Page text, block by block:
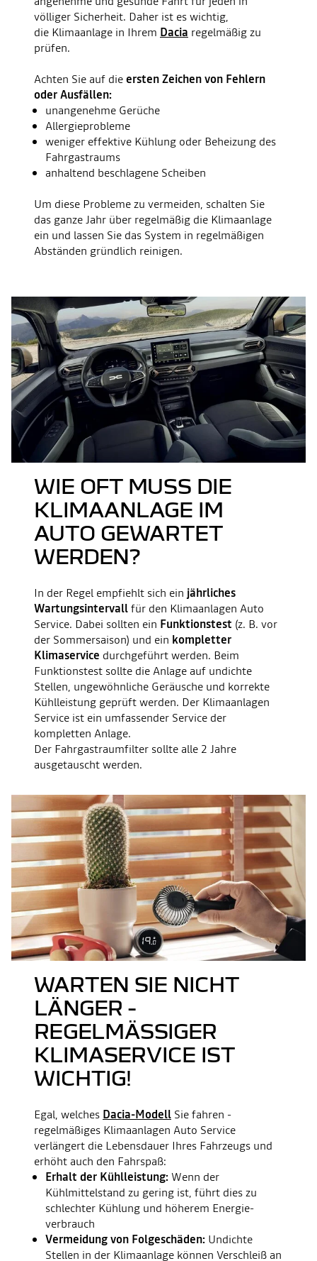
völliger Sicherheit. Daher ist es wichtig,
die Klimaanlage in Ihrem Dacia regelmäßig zu
prüfen.
Achten Sie auf dieersten Zeichen von Fehlern
oder Ausfällen:
unangenehme Gerüche
Allergieprobleme
weniger effektive Kühlung oder Beheizung des
Fahrgastraums
anhaltend beschlagene Scheiben
Um diese Probleme zu vermeiden, schalten Sie
das ganze Jahr über regelmäßig die Klimaanlage
ein und lassen Sie das System in regelmäßigen
Abständen gründlich reinigen.
WIE OFT MUSS DIE
KLIMAANLAGE IM
AUTO GEWARTET
WERDEN?
In der Regel empfiehlt sich ein jährliches
Wartungs­intervallfür den Klimaanlagen Auto
Service. Dabei sollten ein Funktions­test (z. B. vor
der Sommersaison) und ein kompletter
Klimaservice durchgeführt werden. Beim
Funktionstest sollte die Anlage auf undichte
Stellen, ungewöhnliche Geräusche und korrekte
Kühlleistung geprüft werden. Der Klimaanlagen
Service ist ein umfassender Service der
kompletten Anlage.
Der Fahrgastraumfilter sollte alle 2 Jahre
ausgetauscht werden.
WARTEN SIE NICHT
LÄNGER -
REGELMÄSSIGER K
LIMASERVICE IST W
ICHTIG!
Egal, welches Dacia-Modell Sie fahren -
regelmäßiges Klimaanlagen Auto Service
verlängert die Lebensdauer Ihres Fahrzeugs und
erhöht auch den Fahrspaß:
Erhalt der Kühlleistung: Wenn der
Kühlmittelstand zu gering ist, führt dies zu
schlechter Kühlung und höherem Energie­
verbrauch
Vermeidung von Folgeschäden: Undichte
Stellen in der Klimaanlage können Verschleiß an